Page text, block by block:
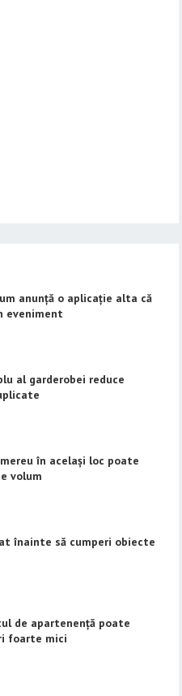
anunță o aplicație alta că
eveniment
al garderobei reduce
în același loc poate
volum
înainte să cumperi obiecte
de apartenență poate
foarte mici